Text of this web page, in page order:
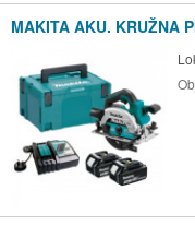
MAKITA AKU. KRUŽNA